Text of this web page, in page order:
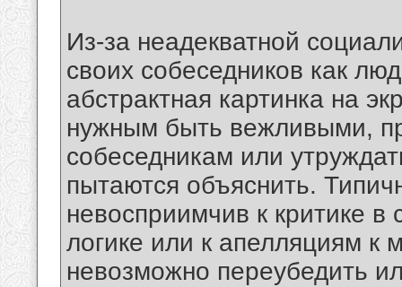
Из-за неадекватной
своих собеседников как
абстрактная картинка на
нужным быть вежливыми,
собеседникам или
пытаются объяснить.
невосприимчив к критике
логике или к апелляциям к
невозможно переубедить